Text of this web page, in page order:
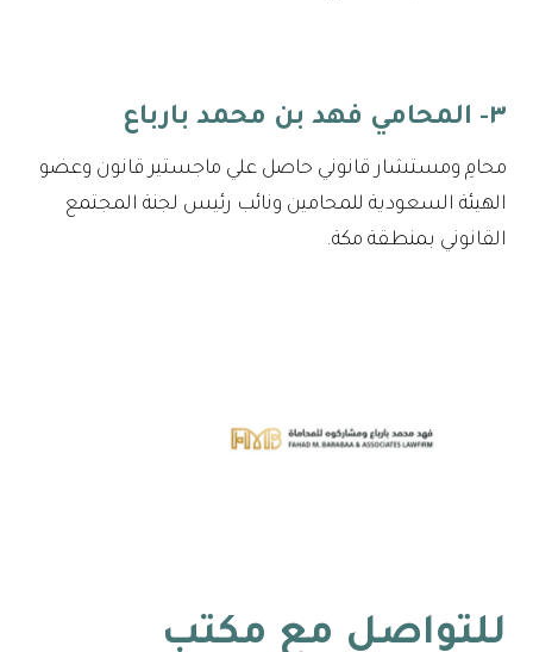
٣- المحامي فهد بن محمد بارباع
محامِ ومستشار قانوني حاصل علي ماجستير قانون وعضو
الهيئة السعودية للمحامين ونائب رئيس لجنة المجتمع
القانوني بمنطقة مكة.
للتواصل مع مكتب